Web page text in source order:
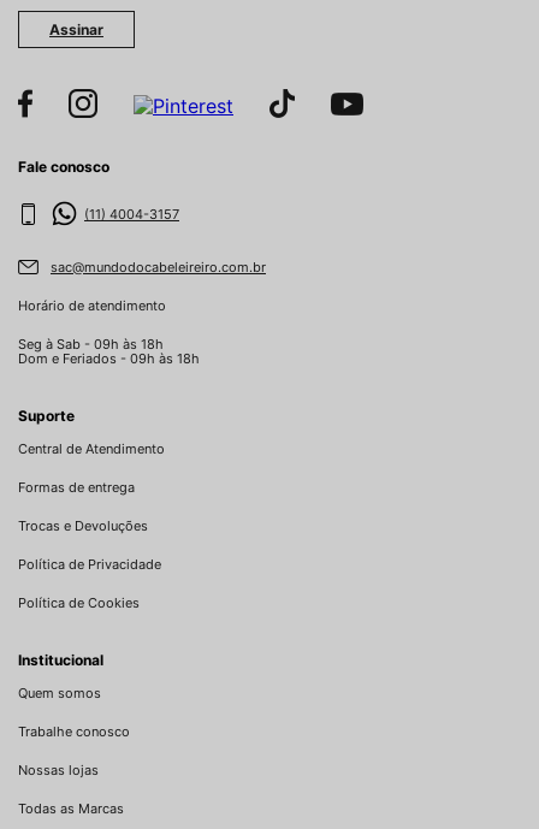
Assinar
Fale conosco
(11) 4004-3157
sac@mundodocabeleireiro.com.br
Horário de atendimento
Seg à Sab - 09h às 18h
Dom e Feriados - 09h às 18h
Suporte
Central de Atendimento
Formas de entrega
Trocas e Devoluções
Política de Privacidade
Política de Cookies
Institucional
Quem somos
Trabalhe conosco
Nossas lojas
Todas as Marcas